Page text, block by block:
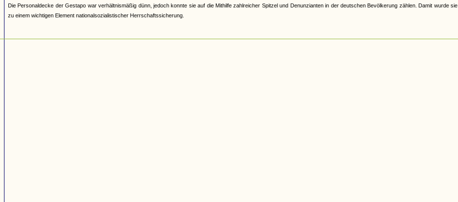
Die Personaldecke der Gestapo war verhältnismäßig dünn, jedoch konnte sie auf die Mithilfe zahlreicher Spitzel und Denunzianten in der deutschen Bevölkerung zählen. Damit wurde sie
zu einem wichtigen Element nationalsozialistischer Herrschaftssicherung.